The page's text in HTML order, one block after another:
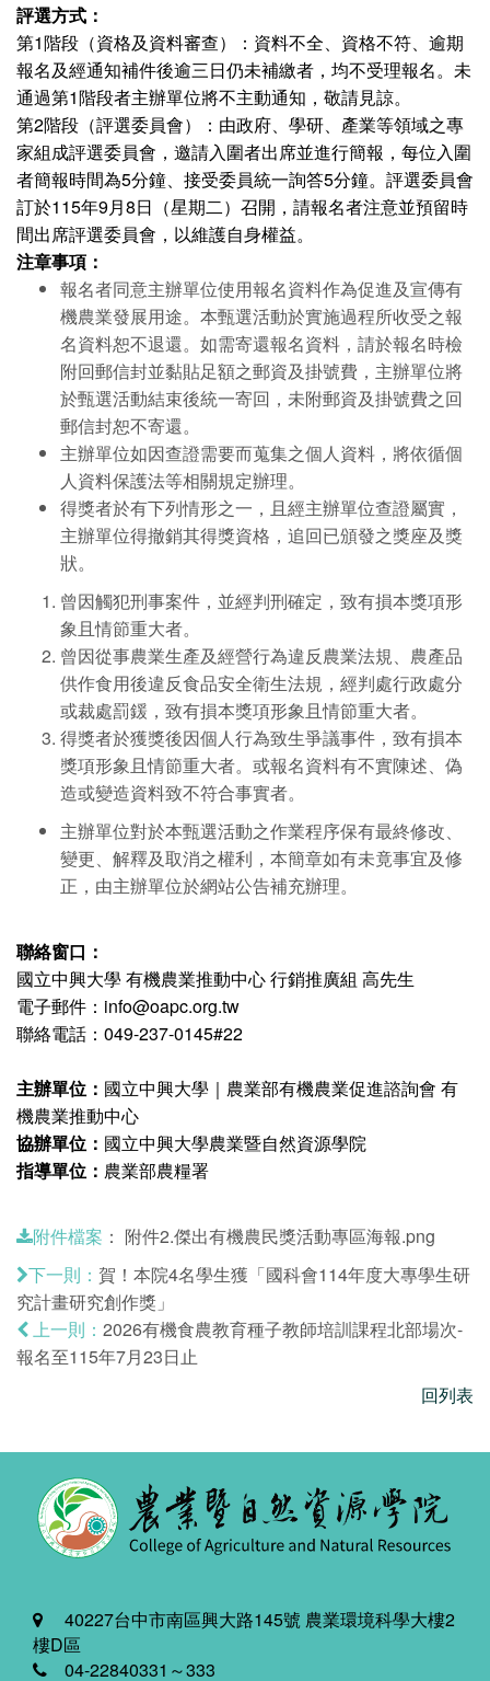
評選方式：
第1階段（資格及資料審查）：資料不全、資格不符、逾期
報名及經通知補件後逾三日仍未補繳者，均不受理報名。未
通過第1階段者主辦單位將不主動通知，敬請見諒。
第2階段（評選委員會）：由政府、學研、產業等領域之專
家組成評選委員會，邀請入圍者出席並進行簡報，每位入圍
者簡報時間為5分鐘、接受委員統一詢答5分鐘。評選委員會
訂於115年9月8日（星期二）召開，請報名者注意並預留時
間出席評選委員會，以維護自身權益。
注章事項：
報名者同意主辦單位使用報名資料作為促進及宣傳有
機農業發展用途。本甄選活動於實施過程所收受之報
名資料恕不退還。如需寄還報名資料，請於報名時檢
附回郵信封並黏貼足額之郵資及掛號費，主辦單位將
於甄選活動結束後統一寄回，未附郵資及掛號費之回
郵信封恕不寄還。
主辦單位如因查證需要而蒐集之個人資料，將依循個
人資料保護法等相關規定辦理。
得獎者於有下列情形之一，且經主辦單位查證屬實，
主辦單位得撤銷其得獎資格，追回已頒發之獎座及獎
狀。
曾因觸犯刑事案件，並經判刑確定，致有損本獎項形
象且情節重大者。
曾因從事農業生產及經營行為違反農業法規、農產品
供作食用後違反食品安全衛生法規，經判處行政處分
或裁處罰鍰，致有損本獎項形象且情節重大者。
得獎者於獲獎後因個人行為致生爭議事件，致有損本
獎項形象且情節重大者。或報名資料有不實陳述、偽
造或變造資料致不符合事實者。
主辦單位對於本甄選活動之作業程序保有最終修改、
變更、解釋及取消之權利，本簡章如有未竟事宜及修
正，由主辦單位於網站公告補充辦理。
聯絡窗口：
國立中興大學 有機農業推動中心 行銷推廣組 高先生
電子郵件：info@oapc.org.tw
聯絡電話：049-237-0145#22
主辦單位： 國立中興大學｜農業部有機農業促進諮詢會 有
機農業推動中心
協辦單位： 國立中興大學農業暨自然資源學院
指導單位： 農業部農糧署
附件檔案 ： 附件2.傑出有機農民獎活動專區海報.png
下一則： 賀！本院4名學生獲「國科會114年度大專學生研
究計畫研究創作獎」
上一則： 2026有機食農教育種子教師培訓課程北部場次-
報名至115年7月23日止
回列表
40227台中市南區興大路145號 農業環境科學大樓2
樓D區
04-22840331～333